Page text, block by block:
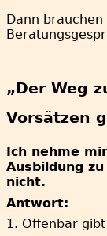
Dann
„Der Weg
Vorsätzen
Ich nehme
Ausbildung
nicht.
Antwort:
1. Offenbar